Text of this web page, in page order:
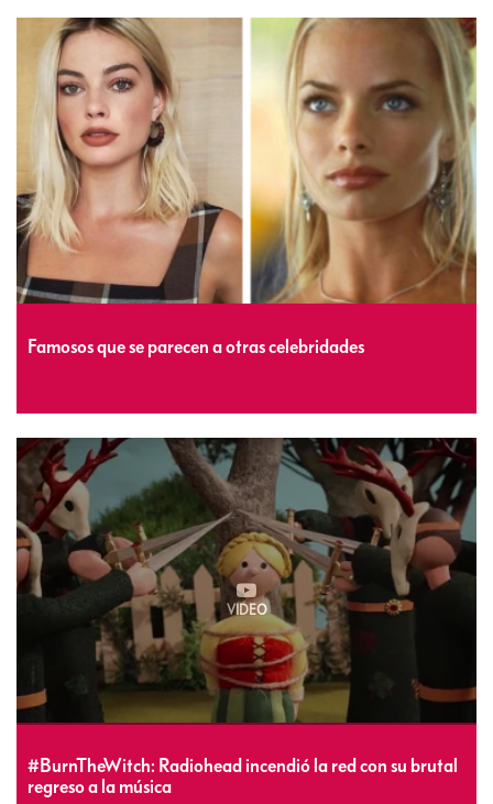
Famosos que se parecen a otras celebridades
VIDEO
#BurnTheWitch: Radiohead incendió la red con su brutal
regreso a la música